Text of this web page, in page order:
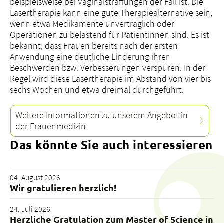
Lasertherapie kann eine gute Therapiealternative sein,
wenn etwa Medikamente unverträglich oder
Operationen zu belastend für Patientinnen sind. Es ist
bekannt, dass Frauen bereits nach der ersten
Anwendung eine deutliche Linderung ihrer
Beschwerden bzw. Verbesserungen verspüren. In der
Regel wird diese Lasertherapie im Abstand von vier bis
sechs Wochen und etwa dreimal durchgeführt.
Weitere Informationen zu unserem Angebot in
der Frauenmedizin
Das könnte Sie auch interessieren
04. August 2026
Wir gratulieren herzlich!
24. Juli 2026
Herzliche Gratulation zum Master of Science in